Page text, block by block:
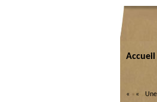
Accueil
« «